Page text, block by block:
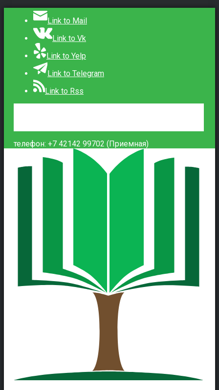
Link to Mail
Link to Vk
Link to Yelp
Link to Telegram
Link to Rss
телефон: +7 42142 99702 (Приемная)